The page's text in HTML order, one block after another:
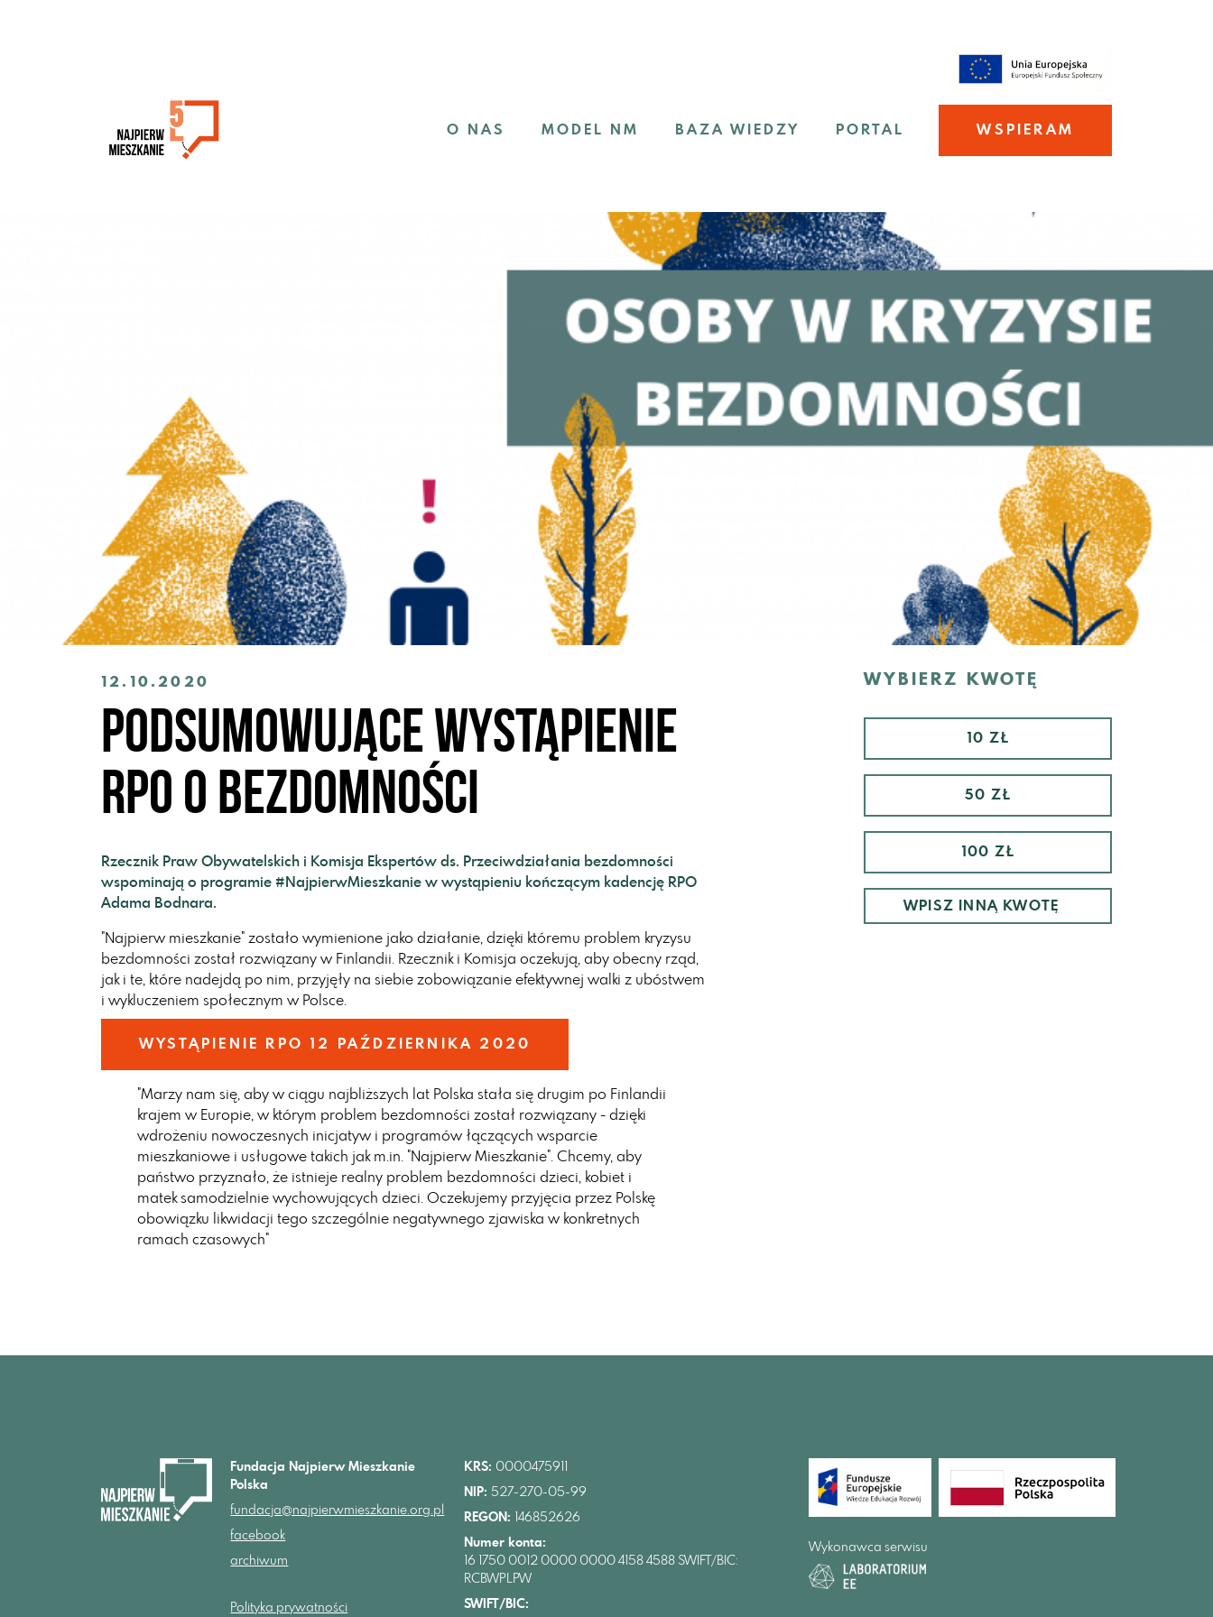
O NAS MODEL NM BAZA WIEDZY PORTAL WSPIERAM
12.10.2020
Podsumowujące wystąpienie
RPO o bezdomności
Rzecznik Praw Obywatelskich i Komisja Ekspertów ds. Przeciwdziałania bezdomności
wspominają o programie #NajpierwMieszkanie w wystąpieniu kończącym kadencję RPO
Adama Bodnara.
"Najpierw mieszkanie" zostało wymienione jako działanie, dzięki któremu problem kryzysu
bezdomności został rozwiązany w Finlandii. Rzecznik i Komisja oczekują, aby obecny rząd,
jak i te, które nadejdą po nim, przyjęły na siebie zobowiązanie efektywnej walki z ubóstwem
i wykluczeniem społecznym w Polsce.
WYSTĄPIENIE RPO 12 PAŹDZIERNIKA 2020
"Marzy nam się, aby w ciągu najbliższych lat Polska stała się drugim po Finlandii
krajem w Europie, w którym problem bezdomności został rozwiązany - dzięki
wdrożeniu nowoczesnych inicjatyw i programów łączących wsparcie
mieszkaniowe i usługowe takich jak m.in. "Najpierw Mieszkanie". Chcemy, aby
państwo przyznało, że istnieje realny problem bezdomności dzieci, kobiet i
matek samodzielnie wychowujących dzieci. Oczekujemy przyjęcia przez Polskę
obowiązku likwidacji tego szczególnie negatywnego zjawiska w konkretnych
ramach czasowych"
WYBIERZ KWOTĘ
10 ZŁ
50 ZŁ
100 ZŁ
Fundacja Najpierw Mieszkanie
Polska
fundacja@najpierwmieszkanie.org.pl
facebook
archiwum
Polityka prywatności
KRS: 0000475911
NIP: 527-270-05-99
REGON:
146852626
Numer konta:
16 1750 0012 0000 0000 4158 4588 SWIFT/BIC:
RCBWPLPW
SWIFT/BIC:
Wykonawca serwisu